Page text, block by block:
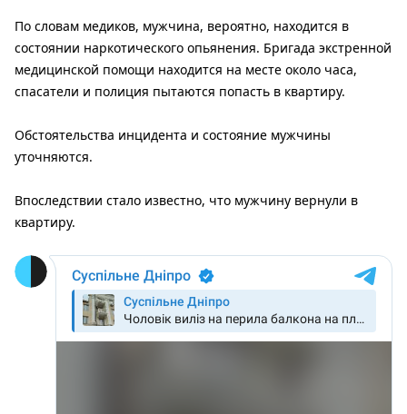
По словам медиков, мужчина, вероятно, находится в
состоянии наркотического опьянения. Бригада экстренной
медицинской помощи находится на месте около часа,
спасатели и полиция пытаются попасть в квартиру.
Обстоятельства инцидента и состояние мужчины
уточняются.
Впоследствии стало известно, что мужчину вернули в
квартиру.